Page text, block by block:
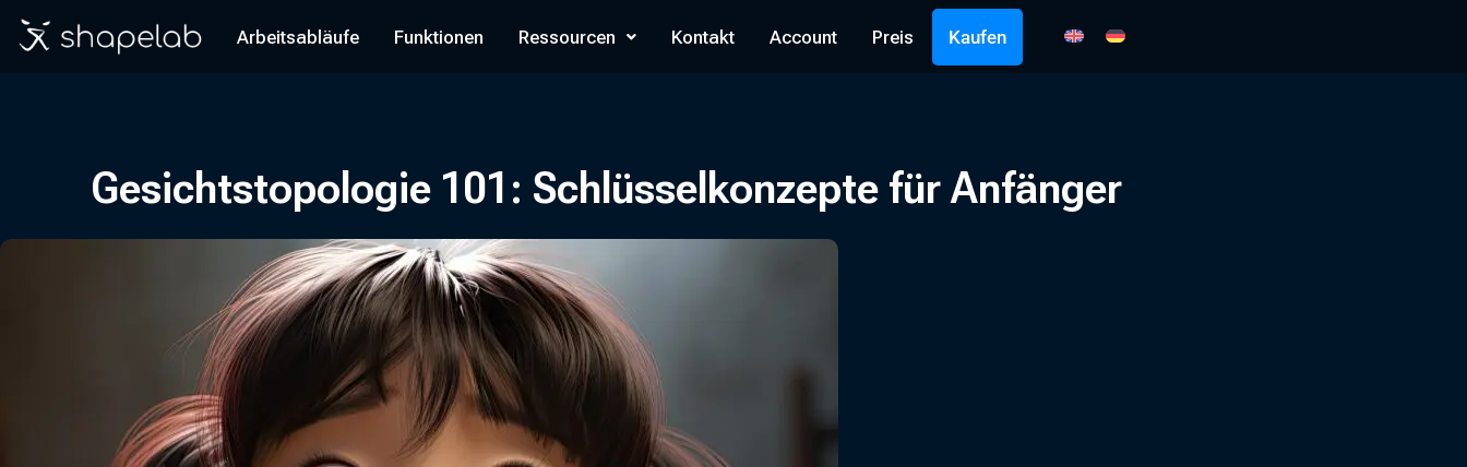
Arbeitsabläufe Funktionen Ressourcen Kontakt Account Preis Kaufen
Gesichtstopologie 101: Schlüsselkonzepte für Anfänger